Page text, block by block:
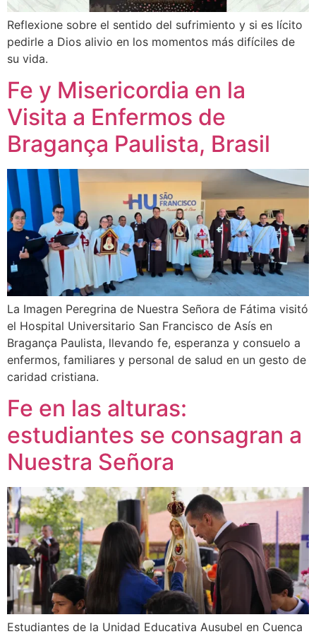
Reflexione sobre el sentido del sufrimiento y si es lícito
pedirle a Dios alivio en los momentos más difíciles de
su vida.
Fe y Misericordia en la
Visita a Enfermos de
Bragança Paulista, Brasil
La Imagen Peregrina de Nuestra Señora de Fátima visitó
el Hospital Universitario San Francisco de Asís en
Bragança Paulista, llevando fe, esperanza y consuelo a
enfermos, familiares y personal de salud en un gesto de
caridad cristiana.
Fe en las alturas:
estudiantes se consagran a
Nuestra Señora
Estudiantes de la Unidad Educativa Ausubel en Cuenca